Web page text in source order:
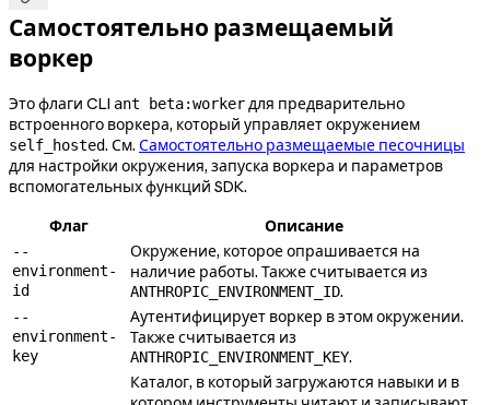
Самостоятельно размещаемый
воркер
Это флаги CLI ant beta:worker для предварительно
встроенного воркера, который управляет окружением
self_hosted. См. Самостоятельно размещаемые песочницы
для настройки окружения, запуска воркера и параметров
вспомогательных функций SDK.
Флаг
Описание
--
environment-
id
Окружение, которое опрашивается на
наличие работы. Также считывается из
ANTHROPIC_ENVIRONMENT_ID.
--
environment-
key
Аутентифицирует воркер в этом окружении.
Также считывается из
ANTHROPIC_ENVIRONMENT_KEY.
Каталог, в который загружаются навыки и в